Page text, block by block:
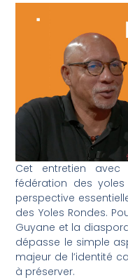
Cet entretien avec
fédération des
perspective
des Yoles Rondes.
Guyane et la
dépasse le simple
majeur de l’identité
à préserver.